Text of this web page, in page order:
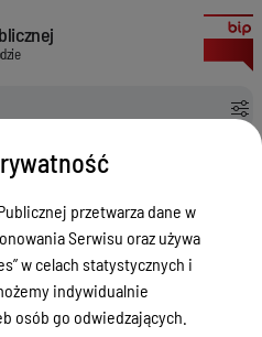
Powiatowego w Ostródzie
Wykaz telefonów
przetwarza dane w
Serwisu oraz używa
w celach statystycznych i
indywidualnie
osób go odwiedzających.